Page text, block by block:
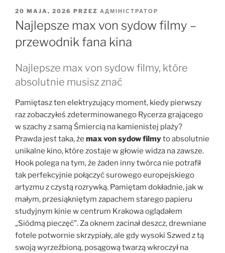
OPUBLIKOWANE
W
20 MAJA, 2026 PRZEZ АДМІНІСТРАТОР
Najlepsze max von sydow filmy –
przewodnik fana kina
Najlepsze max von sydow filmy, które
absolutnie musisz znać
Pamiętasz ten elektryzujący moment, kiedy pierwszy
raz zobaczyłeś zdeterminowanego Rycerza grającego
w szachy z samą Śmiercią na kamienistej plaży?
Prawda jest taka, że max von sydow filmyto absolutnie
unikalne kino, które zostaje w głowie widza na zawsze.
Hook polega na tym, że żaden inny twórca nie potrafił
tak perfekcyjnie połączyć surowego europejskiego
artyzmu z czystą rozrywką. Pamiętam dokładnie, jak w
małym, przesiąkniętym zapachem starego papieru
studyjnym kinie w centrum Krakowa oglądałem
„Siódmą pieczęć”. Za oknem zacinał deszcz, drewniane
fotele potwornie skrzypiały, ale gdy wysoki Szwed z tą
swoją wyrzeźbioną, posągową twarzą wkroczył na